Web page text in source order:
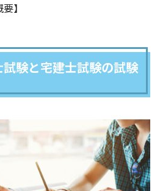
】
験と宅建士試験の試験